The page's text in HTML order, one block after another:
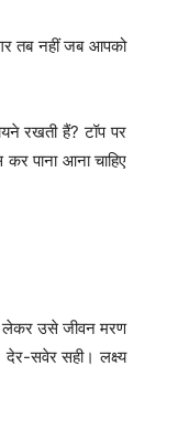
तब नहीं जब आपको
रखती हैं? टॉप पर
पाना आना चाहिए
लेकर उसे जीवन मरण
सवेर सही। लक्ष्य